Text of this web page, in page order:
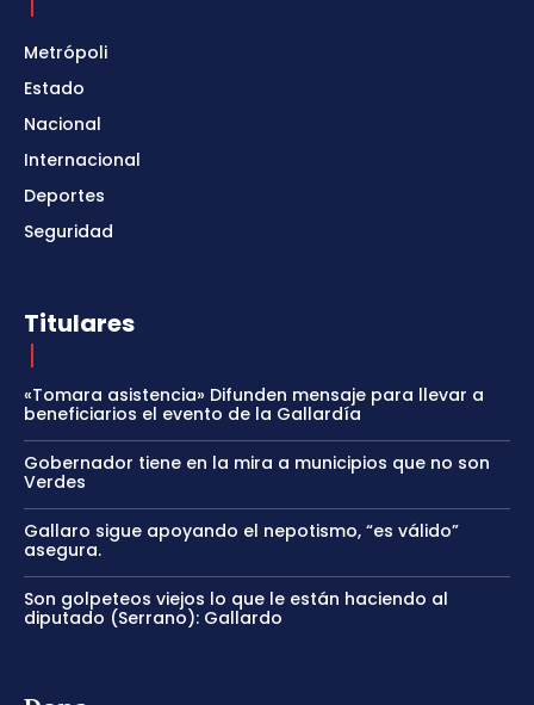
Metrópoli
Estado
Nacional
Internacional
Deportes
Seguridad
Titulares
«Tomara asistencia» Difunden mensaje para llevar a
beneficiarios el evento de la Gallardía
Gobernador tiene en la mira a municipios que no son
Verdes
Gallaro sigue apoyando el nepotismo, “es válido”
asegura.
Son golpeteos viejos lo que le están haciendo al
diputado (Serrano): Gallardo